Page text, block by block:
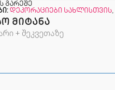
გარეშე
დეკორაციები სახლისთვის,
ᲛᲘᲢᲐᲜᲐ
+ შეკვეთაზე